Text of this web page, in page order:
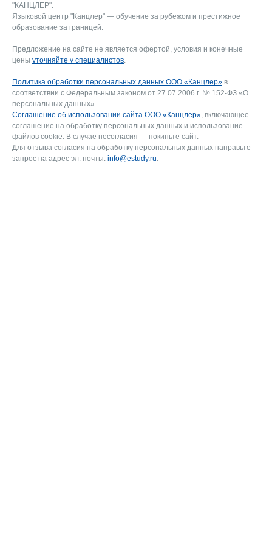
"КАНЦЛЕР".
Языковой центр "Канцлер" — обучение за рубежом и престижное
образование за границей.
Предложение на сайте не является офертой, условия и конечные
цены уточняйте у специалистов.
Политика обработки персональных данных ООО «Канцлер» в
соответствии с Федеральным законом от 27.07.2006 г. № 152-ФЗ «О
персональных данных».
Соглашение об использовании сайта ООО «Канцлер», включающее
соглашение на обработку персональных данных и использование
файлов cookie. В случае несогласия — покиньте сайт.
Для отзыва согласия на обработку персональных данных направьте
запрос на адрес эл. почты: info@estudy.ru.